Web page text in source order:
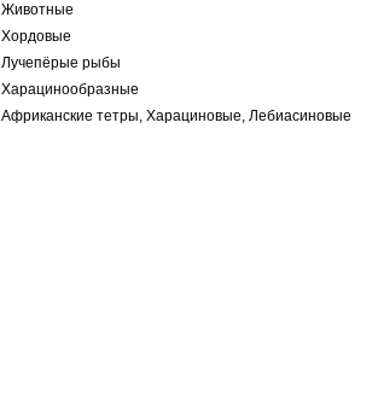
Животные
Хордовые
Лучепёрые рыбы
Харацинообразные
Африканские тетры, Харациновые, Лебиасиновые